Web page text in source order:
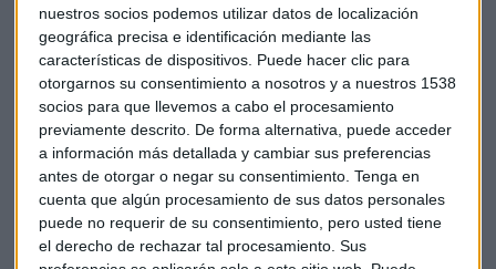
nuestros socios podemos utilizar datos de localización
geográfica precisa e identificación mediante las
características de dispositivos. Puede hacer clic para
otorgarnos su consentimiento a nosotros y a nuestros 1538
socios para que llevemos a cabo el procesamiento
previamente descrito. De forma alternativa, puede acceder
a información más detallada y cambiar sus preferencias
antes de otorgar o negar su consentimiento. Tenga en
cuenta que algún procesamiento de sus datos personales
puede no requerir de su consentimiento, pero usted tiene
el derecho de rechazar tal procesamiento. Sus
Nueva Zelanda fue el primer país en aprobar una regulación
del uso de algoritmos por organismos públicos, con la
promulgación de la Carta de Algoritmos de Nueva Zelanda,
que establece los principios que deben aplicarse cuando el
uso de un algoritmo revele un riesgo significativo para los
derechos de los ciudadanos, tales como la transparencia,
protección de la ciudadanía, adecuación del uso de datos,
protección de la privacidad, la ética y los derechos
humanos, y la supervisión humana.